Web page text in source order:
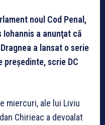
noul Cod Penal,
a anunţat că
a lansat o serie
scrie DC
miercuri, ale lui Liviu
Chirieac a devoalat